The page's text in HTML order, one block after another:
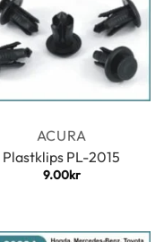
ACURA
Plastklips PL-2015
9.00kr